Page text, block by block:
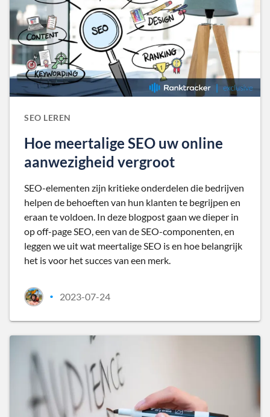
SEO LEREN
Hoe meertalige SEO uw online
aanwezigheid vergroot
SEO-elementen zijn kritieke onderdelen die bedrijven
helpen de behoeften van hun klanten te begrijpen en
eraan te voldoen. In deze blogpost gaan we dieper in
op off-page SEO, een van de SEO-componenten, en
leggen we uit wat meertalige SEO is en hoe belangrijk
het is voor het succes van een merk.
• 2023-07-24